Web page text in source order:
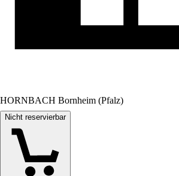
HORNBACH Bornheim (Pfalz)
Nicht reservierbar